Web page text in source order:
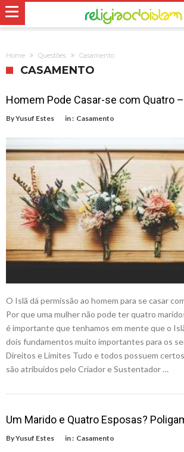
Home Questões Casamento
CASAMENTO
Homem Pode Casar-se com Quatro
ByYusuf Estes in : Casamento
O Islã dá permissão ao homem para se casar
Por que uma mulher não pode ter quatro
é importante que tenhamos em mente que o
dois fundamentos muito importantes para os
Direitos e Limites Tudo e todos possuem
são atribuídos pelo Criador e Sustentador …
Um Marido e Quatro Esposas?
ByYusuf Estes in : Casamento